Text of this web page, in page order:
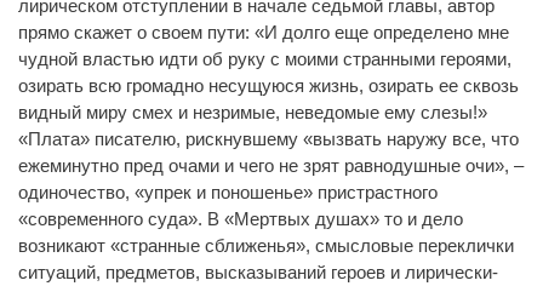
лирическом отступлении в начале седьмой главы, автор
прямо скажет о своем пути: «И долго еще определено мне
чудной властью идти об руку с моими странными героями,
озирать всю громадно несущуюся жизнь, озирать ее сквозь
видный миру смех и незримые, неведомые ему слезы!»
«Плата» писателю, рискнувшему «вызвать наружу все, что
ежеминутно пред очами и чего не зрят равнодушные очи», –
одиночество, «упрек и поношенье» пристрастного
«современного суда». В «Мертвых душах» то и дело
возникают «странные сближенья», смысловые переклички
ситуаций, предметов, высказываний героев и лирически-